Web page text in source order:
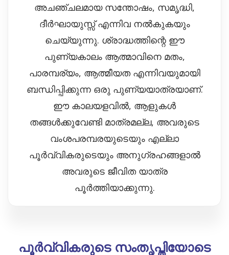
അചഞ്ചലമായ സന്തോഷം, സമൃദ്ധി,
ദീർഘായുസ്സ് എന്നിവ നൽകുകയും
ചെയ്യുന്നു. ശ്രാദ്ധത്തിന്റെ ഈ
പുണ്യകാലം ആത്മാവിനെ മതം,
പാരമ്പര്യം, ആത്മീയത എന്നിവയുമായി
ബന്ധിപ്പിക്കുന്ന ഒരു പുണ്യയാത്രയാണ്.
ഈ കാലയളവിൽ, ആളുകൾ
തങ്ങൾക്കുവേണ്ടി മാത്രമല്ല, അവരുടെ
വംശപരമ്പരയുടെയും എല്ലാ
പൂർവ്വികരുടെയും അനുഗ്രഹങ്ങളാൽ
അവരുടെ ജീവിത യാത്ര
പൂർത്തിയാക്കുന്നു.
പൂർവ്വികരുടെ സംതൃപ്തിയോടെ